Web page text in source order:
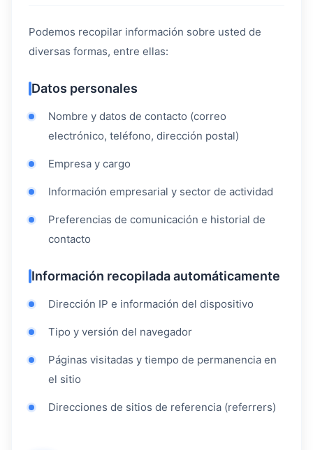
Podemos recopilar información sobre usted de
diversas formas, entre ellas:
Datos personales
Nombre y datos de contacto (correo
electrónico, teléfono, dirección postal)
Empresa y cargo
Información empresarial y sector de actividad
Preferencias de comunicación e historial de
contacto
Información recopilada automáticamente
Dirección IP e información del dispositivo
Tipo y versión del navegador
Páginas visitadas y tiempo de permanencia en
el sitio
Direcciones de sitios de referencia (referrers)